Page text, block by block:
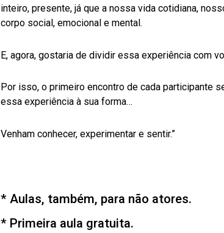
inteiro, presente, já que a nossa vida cotidiana,
corpo social, emocional e mental.
E, agora, gostaria de dividir essa experiência com
Por isso, o primeiro encontro de cada participante
essa experiência à sua forma…
Venham conhecer, experimentar e sentir.”
* Aulas, também, para não atores.
* Primeira aula gratuita.